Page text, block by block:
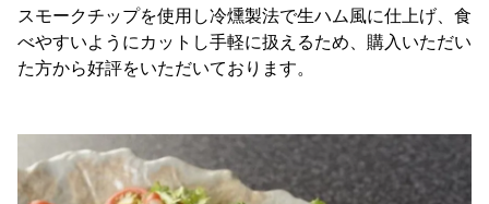
スモークチップを使用し冷燻製法で生ハム風に仕上げ、食
べやすいようにカットし手軽に扱えるため、購入いただい
た方から好評をいただいております。